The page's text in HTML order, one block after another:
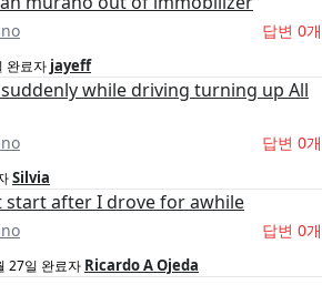
답변 0개
완료자 jayeff
while driving turning up All
답변 0개
Silvia
start after I drove for awhile
답변 0개
27일 완료자 Ricardo A Ojeda